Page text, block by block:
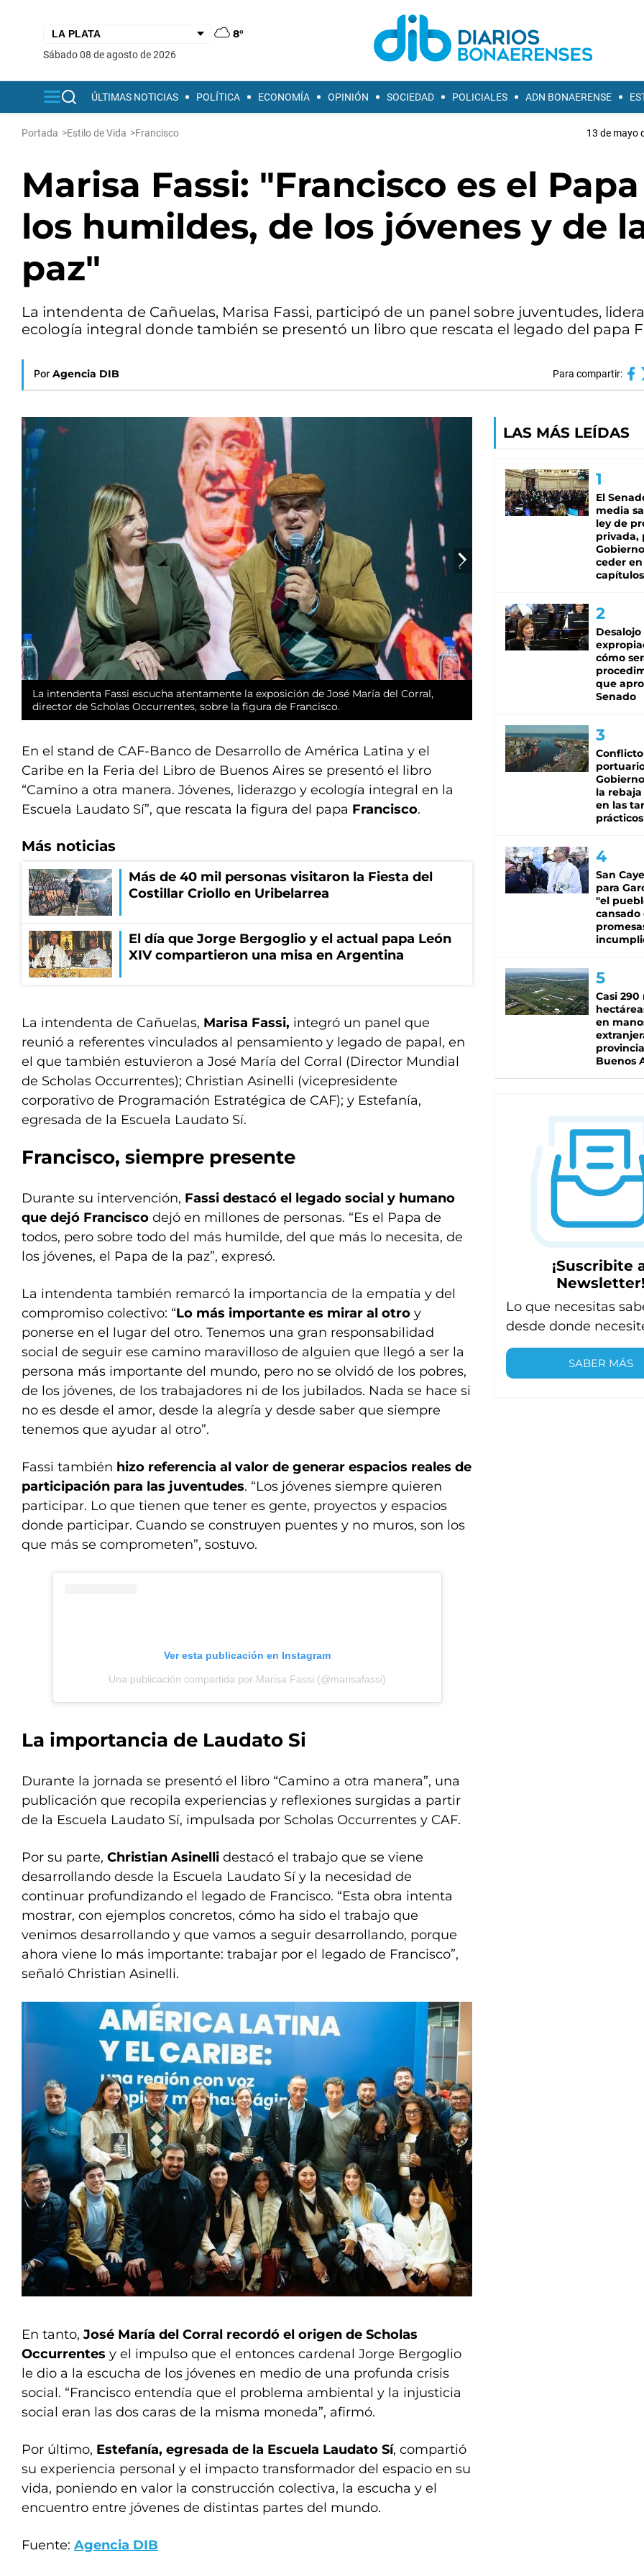
8°
sábado 08 de agosto de 2026
ÚLTIMAS NOTICIAS POLÍTICA ECONOMÍA OPINIÓN SOCIEDAD POLICIALES ADN BONAERENSE
Portada >Estilo de Vida >Francisco 13 de mayo
Marisa Fassi: "Francisco es el
los humildes, de los jóvenes y de
paz"
La intendenta de Cañuelas, Marisa Fassi, participó de un panel sobre juventudes,
ecología integral donde también se presentó un libro que rescata el legado del papa
Por Agencia DIB Para compartir:
La intendenta Fassi escucha atentamente la exposición de José María del Corral,
director de Scholas Occurrentes, sobre la figura de Francisco.
En el stand de CAF-Banco de Desarrollo de América Latina y el
Caribe en la Feria del Libro de Buenos Aires se presentó el libro
“Camino a otra manera. Jóvenes, liderazgo y ecología integral en la
Escuela Laudato Sí”, que rescata la figura del papa Francisco.
Más noticias
Más de 40 mil personas visitaron la Fiesta del
Costillar Criollo en Uribelarrea
El día que Jorge Bergoglio y el actual papa León
XIV compartieron una misa en Argentina
La intendenta de Cañuelas, Marisa Fassi, integró un panel que
reunió a referentes vinculados al pensamiento y legado de papal, en
el que también estuvieron a José María del Corral (Director Mundial
de Scholas Occurrentes); Christian Asinelli (vicepresidente
corporativo de Programación Estratégica de CAF); y Estefanía,
egresada de la Escuela Laudato Sí.
Francisco, siempre presente
Durante su intervención, Fassi destacó el legado social y humano
que dejó Francisco dejó en millones de personas. “Es el Papa de
todos, pero sobre todo del más humilde, del que más lo necesita, de
los jóvenes, el Papa de la paz”, expresó.
La intendenta también remarcó la importancia de la empatía y del
compromiso colectivo: “Lo más importante es mirar al otro y
ponerse en el lugar del otro. Tenemos una gran responsabilidad
social de seguir ese camino maravilloso de alguien que llegó a ser la
persona más importante del mundo, pero no se olvidó de los pobres,
de los jóvenes, de los trabajadores ni de los jubilados. Nada se hace si
no es desde el amor, desde la alegría y desde saber que siempre
tenemos que ayudar al otro”.
Fassi también hizo referencia al valor de generar espacios reales de
participación para las juventudes. “Los jóvenes siempre quieren
participar. Lo que tienen que tener es gente, proyectos y espacios
donde participar. Cuando se construyen puentes y no muros, son los
que más se comprometen”, sostuvo.
Ver esta publicación en Instagram
Una publicación compartida por Marisa Fassi (@marisafassi)
La importancia de Laudato Si
Durante la jornada se presentó el libro “Camino a otra manera”, una
publicación que recopila experiencias y reflexiones surgidas a partir
de la Escuela Laudato Sí, impulsada por Scholas Occurrentes y CAF.
Por su parte, Christian Asinelli destacó el trabajo que se viene
desarrollando desde la Escuela Laudato Sí y la necesidad de
continuar profundizando el legado de Francisco. “Esta obra intenta
mostrar, con ejemplos concretos, cómo ha sido el trabajo que
venimos desarrollando y que vamos a seguir desarrollando, porque
ahora viene lo más importante: trabajar por el legado de Francisco”,
señaló Christian Asinelli.
En tanto, José María del Corral recordó el origen de Scholas
Occurrentes y el impulso que el entonces cardenal Jorge Bergoglio
le dio a la escucha de los jóvenes en medio de una profunda crisis
social. “Francisco entendía que el problema ambiental y la injusticia
social eran las dos caras de la misma moneda”, afirmó.
Por último, Estefanía, egresada de la Escuela Laudato Sí, compartió
su experiencia personal y el impacto transformador del espacio en su
vida, poniendo en valor la construcción colectiva, la escucha y el
encuentro entre jóvenes de distintas partes del mundo.
Fuente: Agencia DIB
LAS MÁS LEÍDAS
El
media
ley de
privada,
ceder
capítulos
cómo
que
Senado
Conflicto
la rebaja
en las
prácticos
San
para
"el
cansado
Casi 290
en
Buenos
¡Suscribite
Newsletter!
Lo que necesitas
desde donde
SABER MÁS